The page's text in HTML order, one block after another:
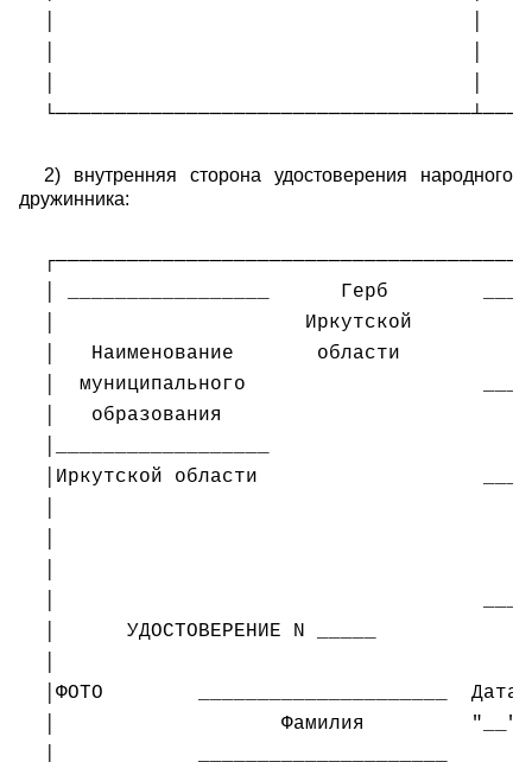
2) внутренняя сторона удостоверения народного
дружинника:
│ _________________      Герб
│                     Иркутской
│   Наименование       области
│  муниципального
│   образования
│Иркутской области
│      УДОСТОВЕРЕНИЕ N _____
│ФОТО        _____________________
│                   Фамилия